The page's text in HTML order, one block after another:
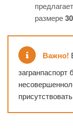
размере
Важно!
загранпаспорт